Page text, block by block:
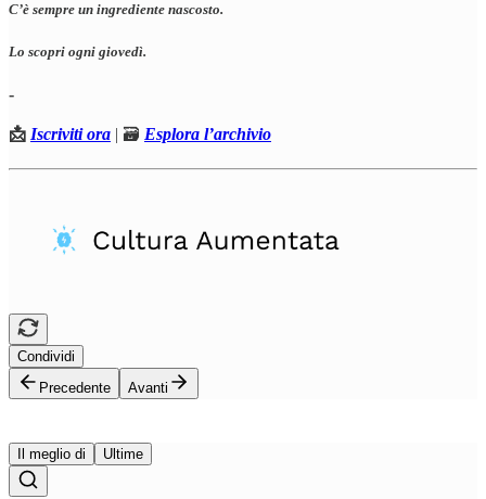
C’è sempre un ingrediente nascosto.
Lo scopri ogni giovedì.
-
📩 Iscriviti ora | 🗃️ Esplora l’archivio
Condividi
Precedente
Avanti
Il meglio di Ultime